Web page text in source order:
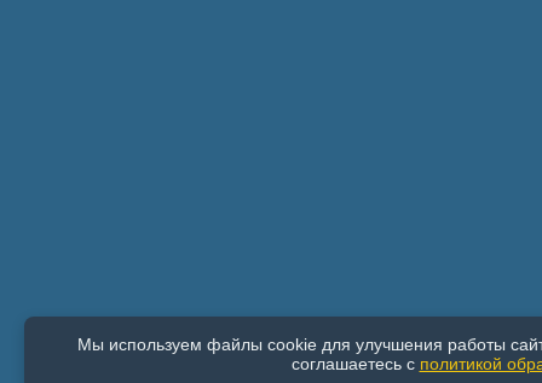
Мы используем файлы cookie для улучшения работы
соглашаетесь с политикой